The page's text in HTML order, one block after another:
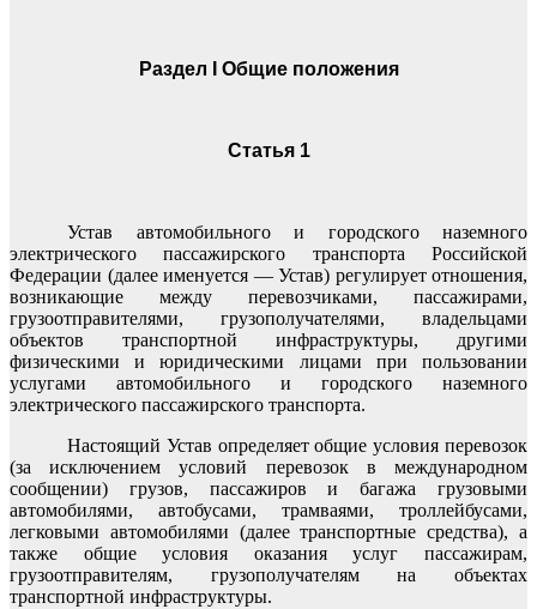
Раздел I Общие положения
Статья 1
Устав автомобильного и городского наземного
электрического пассажирского транспорта Российской
Федерации (далее именуется — Устав) регулирует отношения,
возникающие между перевозчиками, пассажирами,
грузоотправителями, грузополучателями, владельцами
объектов транспортной инфраструктуры, другими
физическими и юридическими лицами при пользовании
услугами автомобильного и городского наземного
электрического пассажирского транспорта.
Настоящий Устав определяет общие условия перевозок
(за исключением условий перевозок в международном
сообщении) грузов, пассажиров и багажа грузовыми
автомобилями, автобусами, трамваями, троллейбусами,
легковыми автомобилями (далее транспортные средства), а
также общие условия оказания услуг пассажирам,
грузоотправителям, грузополучателям на объектах
транспортной инфраструктуры.